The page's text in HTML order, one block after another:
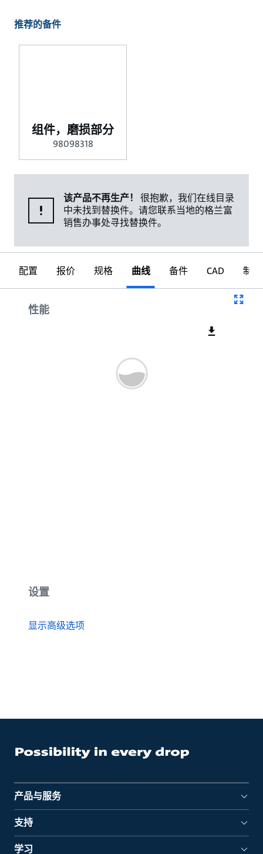
推荐的备件
组件，磨损部分
98098318
该产品不再生产！
很抱歉，我们在线目录
中未找到替换件。请您联系当地的格兰富
销售办事处寻找替换件。
配置 报价 规格 曲线 备件 CAD 制图
性能
设置
显示高级选项
产品与服务
支持
学习